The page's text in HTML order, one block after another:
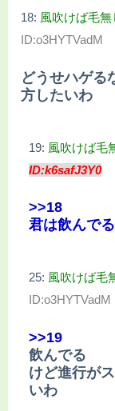
18: 風吹けば毛無
ID:o3HYTVadM
どうせハゲる
方したいわ
19: 風吹けば毛
ID:k6safJ3Y0
>>18
君は飲んで
25: 風吹けば毛
ID:o3HYTVadM
>>19
飲んでる
けど進行が
いわ